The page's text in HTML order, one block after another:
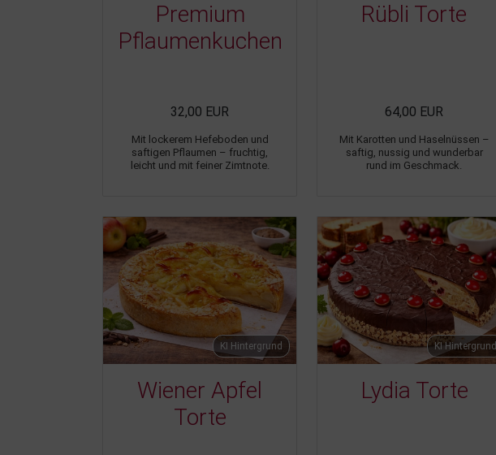
Premium
Pflaumenkuchen
32,00 EUR
Mit lockerem Hefeboden und
saftigen Pflaumen – fruchtig,
leicht und mit feiner Zimtnote.
Rübli Torte
64,00 EUR
Mit Karotten und Haselnüssen –
saftig, nussig und wunderbar
rund im Geschmack.
KI Hintergrund
Wiener Apfel
Torte
KI Hintergrund
Lydia Torte